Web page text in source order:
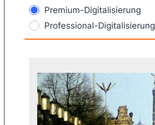
Premium-Digitalisierung
Professional-Digitalisierung